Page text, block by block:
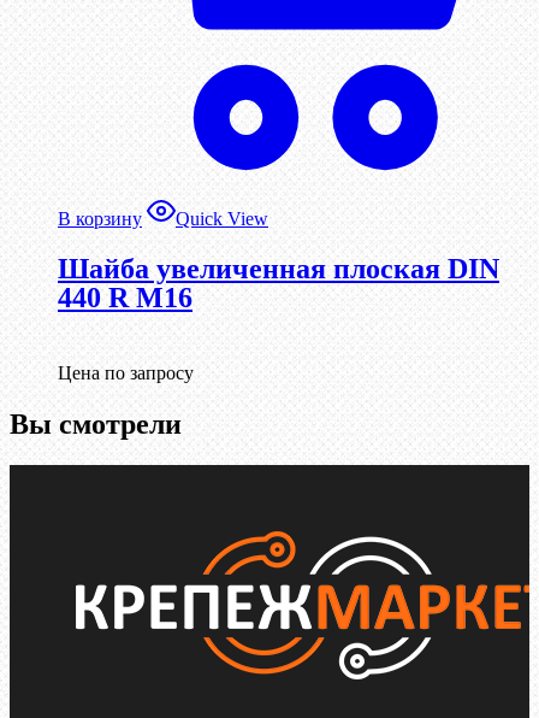
В корзину Quick View
Шайба увеличенная плоская DIN
440 R М16
Цена по запросу
Вы смотрели